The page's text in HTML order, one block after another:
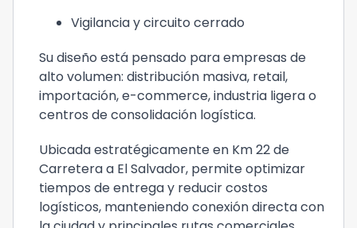
Vigilancia y circuito cerrado
Su diseño está pensado para empresas de
alto volumen: distribución masiva, retail,
importación, e-commerce, industria ligera o
centros de consolidación logística.
Ubicada estratégicamente en Km 22 de
Carretera a El Salvador, permite optimizar
tiempos de entrega y reducir costos
logísticos, manteniendo conexión directa con